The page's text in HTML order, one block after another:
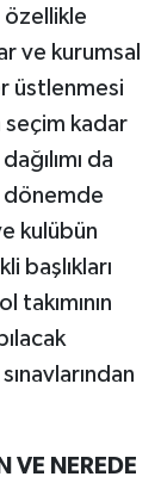
özellikle
ve kurumsal
üstlenmesi
seçim kadar
da
dönemde
kulübün
başlıkları
VE NEREDE